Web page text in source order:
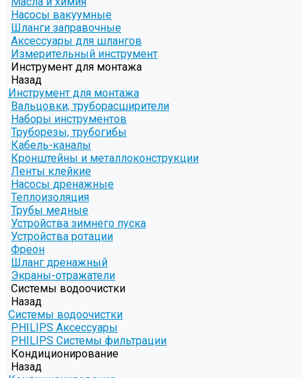
Насосы вакуумные
Шланги заправочные
Аксессуары для шлангов
Измерительный инструмент
Инструмент для монтажа
Назад
Инструмент для монтажа
Вальцовки, труборасширители
Наборы инструментов
Труборезы, трубогибы
Кабель-каналы
Кронштейны и металлоконструкции
Ленты клейкие
Насосы дренажные
Теплоизоляция
Трубы медные
Устройства зимнего пуска
Устройства ротации
Фреон
Шланг дренажный
Экраны-отражатели
Системы водоочистки
Назад
Системы водоочистки
PHILIPS Аксессуары
PHILIPS Системы фильтрации
Кондиционирование
Назад